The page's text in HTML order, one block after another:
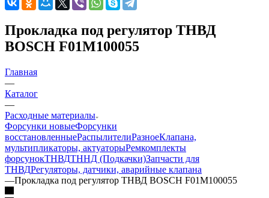
Прокладка под регулятор ТНВД
BOSCH F01M100055
Главная
—
Каталог
—
Расходные материалы
Форсунки новыеФорсунки
восстановленныеРаспылителиРазноеКлапана,
мультипликаторы, актуаторыРемкомплекты
форсунокТНВДТННД (Подкачки)Запчасти для
ТНВДРегуляторы, датчики, аварийные клапана
—Прокладка под регулятор ТНВД BOSCH F01M100055